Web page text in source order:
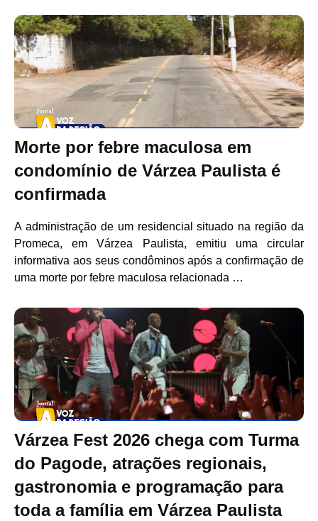
Morte por febre maculosa em
condomínio de Várzea Paulista é
confirmada
A administração de um residencial situado na região da
Promeca, em Várzea Paulista, emitiu uma circular
informativa aos seus condôminos após a confirmação de
uma morte por febre maculosa relacionada …
Várzea Fest 2026 chega com Turma
do Pagode, atrações regionais,
gastronomia e programação para
toda a família em Várzea Paulista